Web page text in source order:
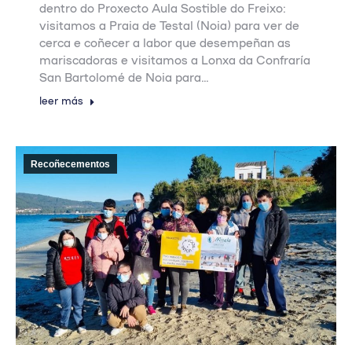
dentro do Proxecto Aula Sostible do Freixo:
visitamos a Praia de Testal (Noia) para ver de
cerca e coñecer a labor que desempeñan as
mariscadoras e visitamos a Lonxa da Confraría
San Bartolomé de Noia para…
leer más
Recoñecementos